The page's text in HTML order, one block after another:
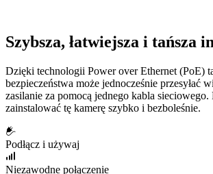
Szybsza, łatwiejsza i tańsza
Dzięki technologii Power over Ethernet (PoE)
bezpieczeństwa może jednocześnie przesyłać
zasilanie za pomocą jednego kabla sieciowego.
zainstalować tę kamerę szybko i bezboleśnie.
Podłącz i używaj
Niezawodne połączenie